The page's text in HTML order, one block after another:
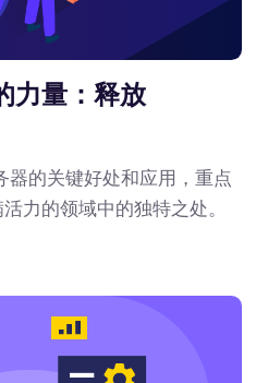
力量：释放
器的关键好处和应用，重点
力的领域中的独特之处。